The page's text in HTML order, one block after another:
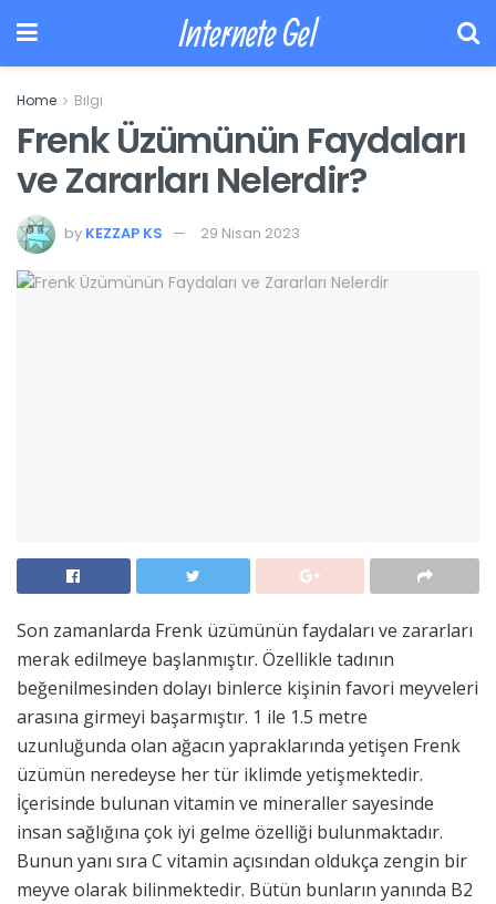
Internete Gel
Home Bilgi
Frenk Üzümünün Faydaları
ve Zararları Nelerdir?
by KEZZAP KS 29 Nisan 2023
Son zamanlarda Frenk üzümünün faydaları ve zararları
merak edilmeye başlanmıştır. Özellikle tadının
beğenilmesinden dolayı binlerce kişinin favori meyveleri
arasına girmeyi başarmıştır. 1 ile 1.5 metre
uzunluğunda olan ağacın yapraklarında yetişen Frenk
üzümün neredeyse her tür iklimde yetişmektedir.
İçerisinde bulunan vitamin ve mineraller sayesinde
insan sağlığına çok iyi gelme özelliği bulunmaktadır.
Bunun yanı sıra C vitamin açısından oldukça zengin bir
meyve olarak bilinmektedir. Bütün bunların yanında B2